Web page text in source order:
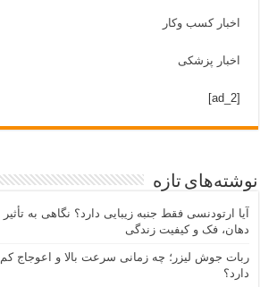
اخبار کسب وکار
اخبار پزشکی
[ad_2]
نوشته‌های تازه
آیا ارتودنسی فقط جنبه زیبایی دارد؟ نگاهی به
دهان، فک و کیفیت زندگی
ربات جوش لیزر؛ چه زمانی سرعت بالا و اعوجاج
دارد؟